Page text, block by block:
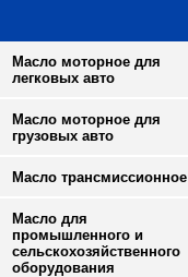
Масло моторное для
легковых авто
Масло моторное для
грузовых авто
Масло трансмиссионное
Масло для
промышленного и
сельскохозяйственного
оборудования